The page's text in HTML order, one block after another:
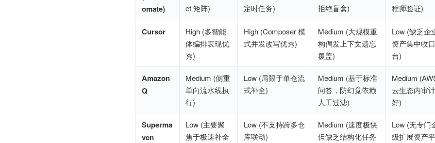
omate)
ct 矩阵)
定时任务)
拒绝盲盒)
程师验证)
Cursor
High (多智能
体编排表现优
秀)
High (Composer 模
式并发改写优秀)
Medium (大规模重
构偶发上下文遗忘
覆盖)
Low (缺乏企
资产集中收
台)
Amazon
Q
Medium (侧重
单向流水线执
行)
Low (局限于单仓流
式补全)
Medium (基于标准
问答，防幻觉依赖
人工过滤)
Medium
云生态内审
好)
Superma
ven
Low (主要聚
焦于极速补全
Low (不支持跨多仓
库联动)
Medium (速度极快
但缺乏结构化任务
Low (无专门
级扩展资产